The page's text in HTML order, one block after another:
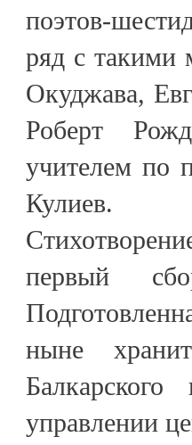
поэтов-
ряд с такими
Окуджава,
Роберт
учителем по
Кулиев.
первый
ныне
управлении